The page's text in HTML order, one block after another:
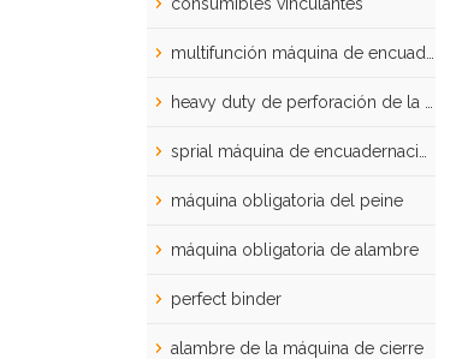
máquina obligatoria del peine
máquina obligatoria de alambre
perfect binder
alambre de la máquina de cierre